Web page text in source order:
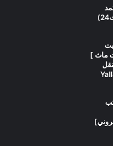
ماث ]